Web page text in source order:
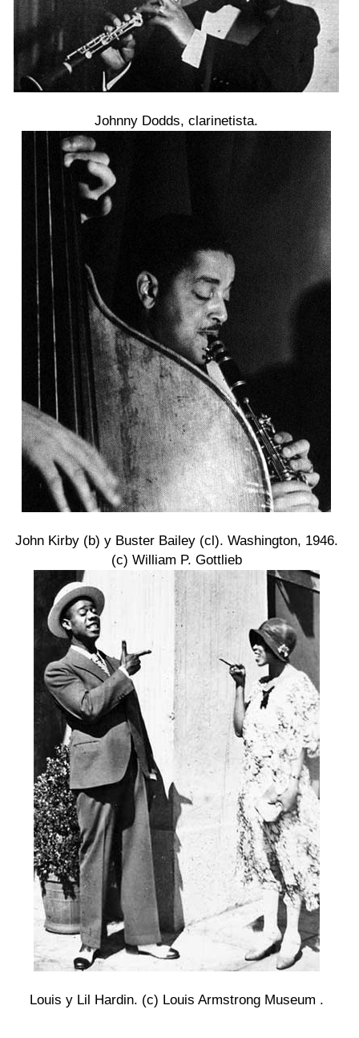
Johnny Dodds, clarinetista.
John Kirby (b) y Buster Bailey (cl). Washington, 1946.
(c) William P. Gottlieb
Louis y Lil Hardin. (c) Louis Armstrong Museum .